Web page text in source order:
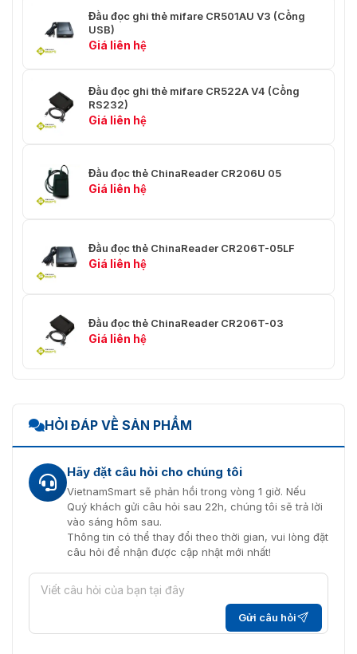
Đầu đọc ghi thẻ mifare CR501AU V3 (Cổng
USB)
Giá liên hệ
Đầu đọc ghi thẻ mifare CR522A V4 (Cổng
RS232)
Giá liên hệ
Đầu đọc thẻ ChinaReader CR206U 05
Giá liên hệ
Đầu đọc thẻ ChinaReader CR206T-05LF
Giá liên hệ
Đầu đọc thẻ ChinaReader CR206T-03
Giá liên hệ
HỎI ĐÁP VỀ SẢN PHẨM
Hãy đặt câu hỏi cho chúng tôi
VietnamSmart sẽ phản hồi trong vòng 1 giờ. Nếu
Quý khách gửi câu hỏi sau 22h, chúng tôi sẽ trả lời
vào sáng hôm sau.
Thông tin có thể thay đổi theo thời gian, vui lòng đặt
câu hỏi để nhận được cập nhật mới nhất!
Gửi câu hỏi